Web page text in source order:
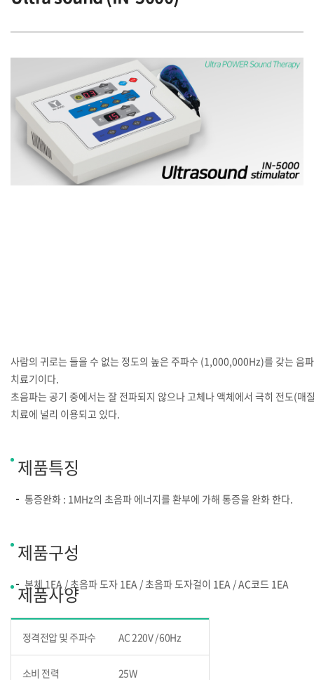
사람의 귀로는 들을 수 없는 정도의 높은 주파수 (1,000,000Hz)를 갖는 음
치료기이다.
초음파는 공기 중에서는 잘 전파되지 않으나 고체나 액체에서 극히 전도(매
치료에 널리 이용되고 있다.
제품특징
통증완화 : 1MHz의 초음파 에너지를 환부에 가해 통증을 완화 한다.
제품구성
본체 1EA / 초음파 도자 1EA / 초음파 도자걸이 1EA / AC코드 1EA
제품사양
정격전압 및 주파수 AC 220V / 60Hz
소비 전력 25W